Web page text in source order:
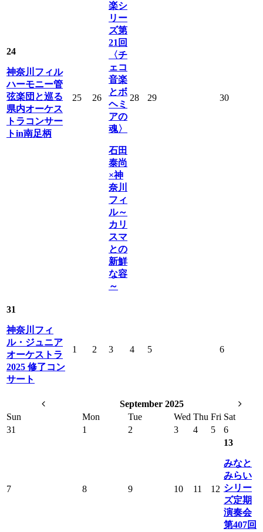
24
神奈川フィル
ハーモニー管
弦楽団と巡る
県内オーケス
トラコンサー
トin南足柄
25 26
楽シ
リー
ズ第
21回
〈チ
ェコ
音楽
とボ
ヘミ
アの
魂〉
石田
泰尚
×神
奈川
フィ
ル～
カリ
スマ
との
新鮮
な容
～
28 29 30
31
神奈川フィ
ル・ジュニア
オーケストラ
2025 修了コン
サート
1 2 3 4 5 6
September 2025
Sun
Mon Tue Wed Thu Fri Sat
31
1 2 3 4 5 6
7 8 9 10 11 12
13
みなと
みらい
シリー
ズ定期
演奏会
第407回